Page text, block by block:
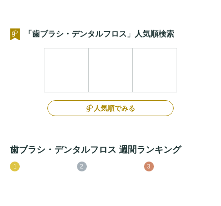
「歯ブラシ・デンタルフロス」人気順検索
人気順でみる
歯ブラシ・デンタルフロス 週間ランキング
1 2 3